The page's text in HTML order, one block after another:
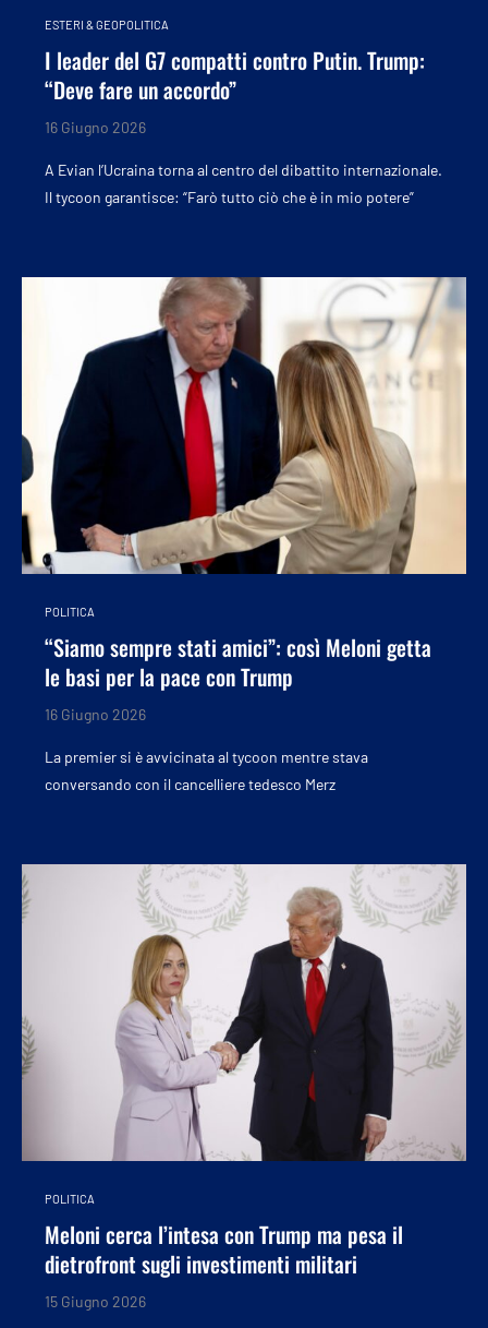
ESTERI & GEOPOLITICA
I leader del G7 compatti contro Putin. Trump:
“Deve fare un accordo”
16 Giugno 2026
A Evian l’Ucraina torna al centro del dibattito internazionale.
Il tycoon garantisce: “Farò tutto ciò che è in mio potere”
POLITICA
“Siamo sempre stati amici”: così Meloni getta
le basi per la pace con Trump
16 Giugno 2026
La premier si è avvicinata al tycoon mentre stava
conversando con il cancelliere tedesco Merz
POLITICA
Meloni cerca l’intesa con Trump ma pesa il
dietrofront sugli investimenti militari
15 Giugno 2026